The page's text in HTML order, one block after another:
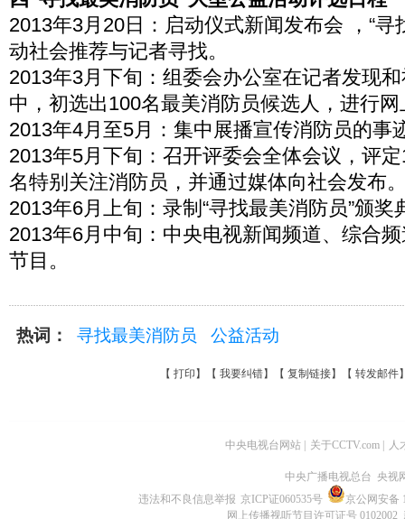
2013年3月20日：启动仪式新闻发布会 ，“寻
动社会推荐与记者寻找。
2013年3月下旬：组委会办公室在记者发现
中，初选出100名最美消防员候选人，进行
2013年4月至5月：集中展播宣传消防员的事
2013年5月下旬：召开评委会全体会议，评
名特别关注消防员，并通过媒体向社会发布
2013年6月上旬：录制“寻找最美消防员”颁奖
2013年6月中旬：中央电视新闻频道、综合
节目。
热词： 寻找最美消防员 公益活动
【 打印 】【 我要纠错】【 复制链接】【 转发邮件
中央电视台网站 关于CCTV.com 人
中央广播电视总台 央视
违法和不良信息举报 京ICP证060535号
京公网安备
网上传播视听节目许可证号 0102002